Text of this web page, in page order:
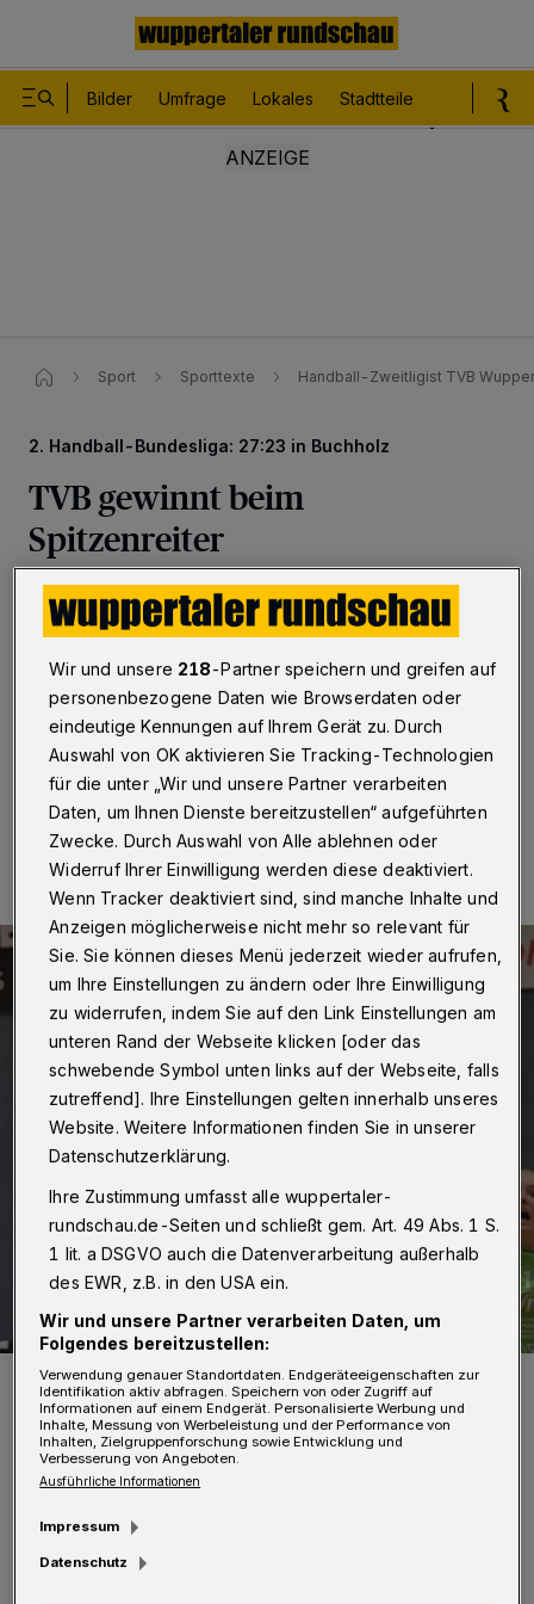
Bilder Umfrage Lokales Stadtteile
Sport Sporttexte Handball-Zweitligist TVB
2. Handball-Bundesliga: 27:23 in Buchholz
TVB gewinnt beim
Spitzenreiter
Wuppertal·Die Zweitliga-Handballerinnen des TVB
Wuppertal haben am Samstagabend (11. Mai 2019)
beim Spitzenreiter HL Buchholz 08-Rosengarten mit
27:23 (11:14) gewonnen. Vor dem letzten Saisonspiel
liegen die Beyeröhderinnen in der Tabelle auf Rang vier.
11.05.2019 , 23:51 Uhr Eine Minute Lesezeit
TVB-Trainer Martin Schwarzwald.
Foto: Dirk Freund
Wir und unsere 218-Partner speichern und greifen auf
personenbezogene Daten wie Browserdaten oder
eindeutige Kennungen auf Ihrem Gerät zu. Durch
Auswahl von OK aktivieren Sie Tracking-Technologien
für die unter „Wir und unsere Partner verarbeiten
Daten, um Ihnen Dienste bereitzustellen“ aufgeführten
Zwecke. Durch Auswahl von Alle ablehnen oder
Widerruf Ihrer Einwilligung werden diese deaktiviert.
Wenn Tracker deaktiviert sind, sind manche Inhalte und
Anzeigen möglicherweise nicht mehr so relevant für
Sie. Sie können dieses Menü jederzeit wieder aufrufen,
um Ihre Einstellungen zu ändern oder Ihre Einwilligung
zu widerrufen, indem Sie auf den Link Einstellungen am
unteren Rand der Webseite klicken [oder das
schwebende Symbol unten links auf der Webseite, falls
zutreffend]. Ihre Einstellungen gelten innerhalb unseres
Website. Weitere Informationen finden Sie in unserer
Datenschutzerklärung.
Ihre Zustimmung umfasst alle wuppertaler-
rundschau.de-Seiten und schließt gem. Art. 49 Abs. 1 S.
1 lit. a DSGVO auch die Datenverarbeitung außerhalb
des EWR, z.B. in den USA ein.
Wir und unsere Partner verarbeiten Daten, um
Folgendes bereitzustellen:
Verwendung genauer Standortdaten. Endgeräteeigenschaften zur
Identifikation aktiv abfragen. Speichern von oder Zugriff auf
Informationen auf einem Endgerät. Personalisierte Werbung und
Inhalte, Messung von Werbeleistung und der Performance von
Inhalten, Zielgruppenforschung sowie Entwicklung und
Verbesserung von Angeboten.
Ausführliche Informationen
Impressum
Datenschutz